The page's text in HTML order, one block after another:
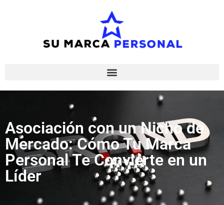
Asociación con un Nicho de
Mercado: Cómo Tu Marca
Personal Te Convierte en un
Líder